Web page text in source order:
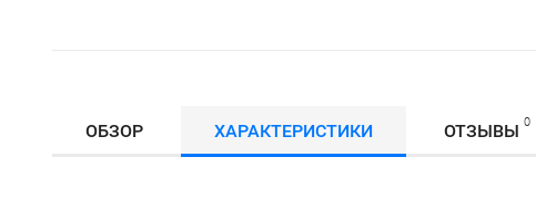
ОБЗОР ХАРАКТЕРИСТИКИ ОТЗЫВЫ 0